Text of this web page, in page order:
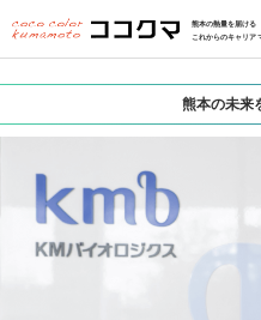
熊本の熱量を届ける
これからのキャリア
熊本の未来